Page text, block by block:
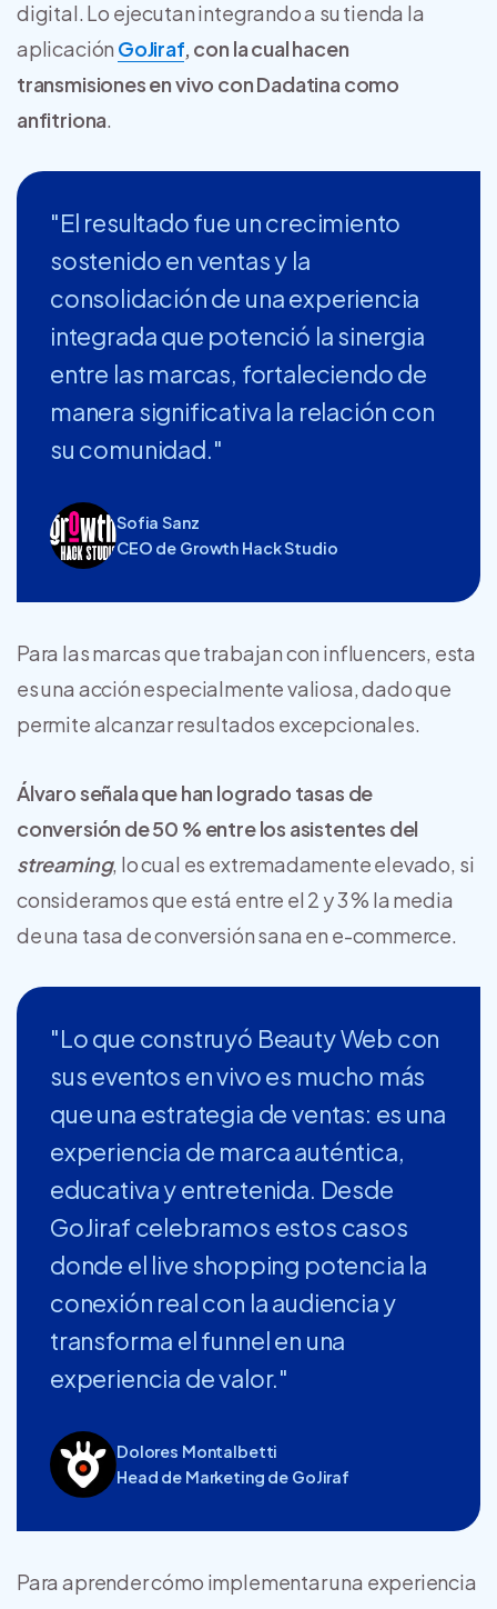
digital. Lo ejecutan integrando a su tienda la
aplicación GoJiraf, con la cual hacen
transmisiones en vivo con Dadatina como
anfitriona
"El resultado fue un crecimiento
sostenido en ventas y la
consolidación de una experiencia
integrada que potenció la sinergia
entre las marcas, fortaleciendo de
manera significativa la relación con
su comunidad."
Sofia Sanz
CEO de Growth Hack Studio
Para las marcas que trabajan con influencers, esta
es una acción especialmente valiosa, dado que
permite alcanzar resultados excepcionales.
Álvaro señala que han logrado tasas de
conversión de 50 % entre los asistentes del
streaming, lo cual es extremadamente elevado, si
consideramos que está entre el 2 y 3 % la media
de una tasa de conversión sana en e-commerce.
"Lo que construyó Beauty Web con
sus eventos en vivo es mucho más
que una estrategia de ventas: es una
experiencia de marca auténtica,
educativa y entretenida. Desde
GoJiraf celebramos estos casos
donde el live shopping potencia la
conexión real con la audiencia y
transforma el funnel en una
experiencia de valor."
Dolores Montalbetti
Head de Marketing de GoJiraf
Para aprender cómo implementar una experiencia